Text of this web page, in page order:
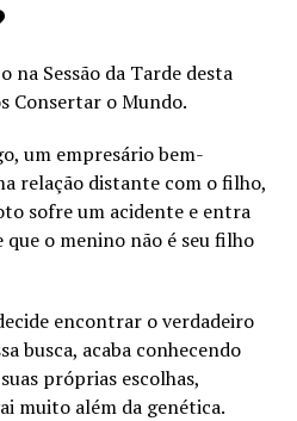
na Sessão da Tarde desta
Consertar o Mundo.
um empresário bem-
relação distante com o filho,
sofre um acidente e entra
que o menino não é seu filho
encontrar o verdadeiro
busca, acaba conhecendo
próprias escolhas,
muito além da genética.